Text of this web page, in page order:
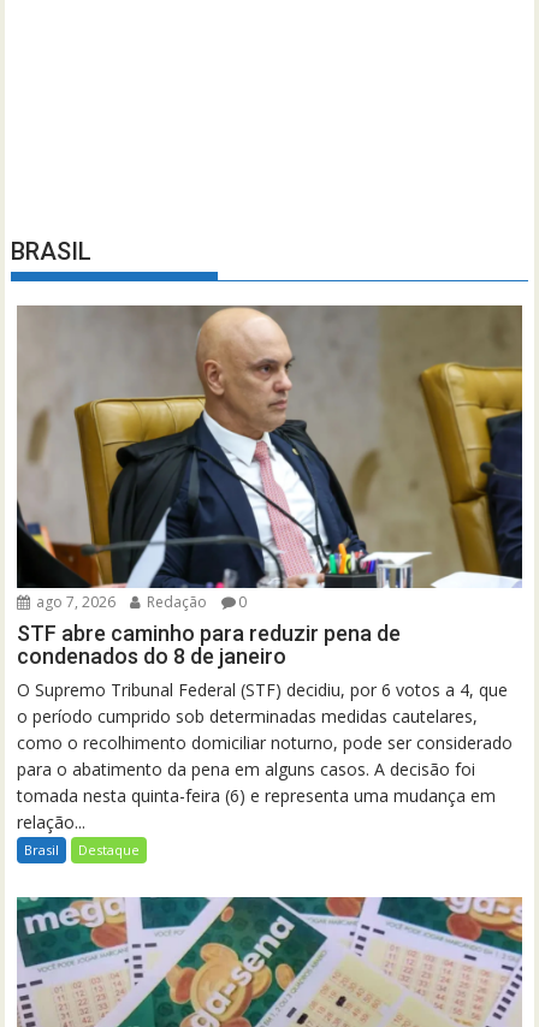
BRASIL
ago 7, 2026 Redação 0
STF abre caminho para reduzir pena de
condenados do 8 de janeiro
O Supremo Tribunal Federal (STF) decidiu, por 6 votos a 4, que
o período cumprido sob determinadas medidas cautelares,
como o recolhimento domiciliar noturno, pode ser considerado
para o abatimento da pena em alguns casos. A decisão foi
tomada nesta quinta-feira (6) e representa uma mudança em
relação...
Brasil Destaque